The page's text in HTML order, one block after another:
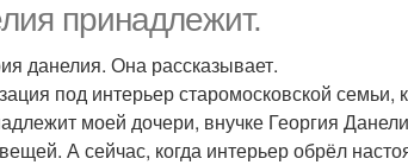
принадлежит.
данелия. Она рассказывает.
под интерьер старомосковской
моей дочери, внучке Георгия
А сейчас, когда интерьер обрёл